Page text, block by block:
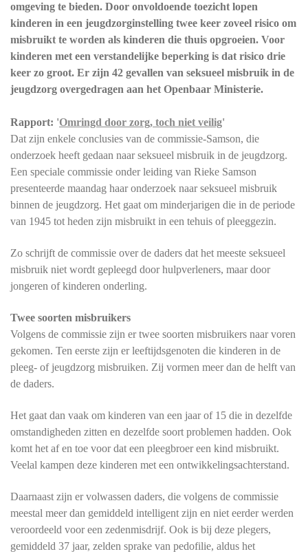
omgeving te bieden. Door onvoldoende toezicht lopen
kinderen in een jeugdzorginstelling twee keer zoveel risico om
misbruikt te worden als kinderen die thuis opgroeien. Voor
kinderen met een verstandelijke beperking is dat risico drie
keer zo groot. Er zijn 42 gevallen van seksueel misbruik in de
jeugdzorg overgedragen aan het Openbaar Ministerie.
Rapport: 'Omringd door zorg, toch niet veilig'
Dat zijn enkele conclusies van de commissie-Samson, die
onderzoek heeft gedaan naar seksueel misbruik in de jeugdzorg.
Een speciale commissie onder leiding van Rieke Samson
presenteerde maandag haar onderzoek naar seksueel misbruik
binnen de jeugdzorg. Het gaat om minderjarigen die in de periode
van 1945 tot heden zijn misbruikt in een tehuis of pleeggezin.
Zo schrijft de commissie over de daders dat het meeste seksueel
misbruik niet wordt gepleegd door hulpverleners, maar door
jongeren of kinderen onderling.
Twee soorten misbruikers
Volgens de commissie zijn er twee soorten misbruikers naar voren
gekomen. Ten eerste zijn er leeftijdsgenoten die kinderen in de
pleeg- of jeugdzorg misbruiken. Zij vormen meer dan de helft van
de daders.
Het gaat dan vaak om kinderen van een jaar of 15 die in dezelfde
omstandigheden zitten en dezelfde soort problemen hadden. Ook
komt het af en toe voor dat een pleegbroer een kind misbruikt.
Veelal kampen deze kinderen met een ontwikkelingsachterstand.
Daarnaast zijn er volwassen daders, die volgens de commissie
meestal meer dan gemiddeld intelligent zijn en niet eerder werden
veroordeeld voor een zedenmisdrijf. Ook is bij deze plegers,
gemiddeld 37 jaar, zelden sprake van pedofilie, aldus het